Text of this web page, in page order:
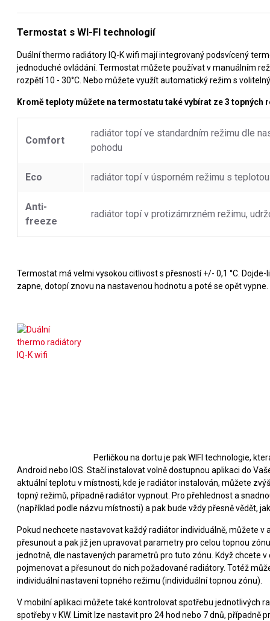
Termostat s WI-FI technologií
Duální thermo radiátory IQ-K wifi mají integrovaný podsvícený
jednoduché ovládání. Termostat můžete používat v manuálním
rozpětí 10 - 30°C. Nebo můžete využít automatický režim s
Kromě teploty můžete na termostatu také vybírat ze 3 topných
Comfort
radiátor topí ve standardním režimu dle
pohodu
Eco radiátor topí v úsporném režimu s
Anti-
freeze
radiátor topí v protizámrzném režimu,
Termostat má velmi vysokou citlivost s přesností +/- 0,1 °C.
zapne, dotopí znovu na nastavenou hodnotu a poté se opět
Perličkou na dortu je pak WIFI technologie,
Android nebo IOS. Stačí instalovat volně dostupnou aplikaci do
aktuální teplotu v místnosti, kde je radiátor instalován, můžete
topný režimů, případně radiátor vypnout. Pro přehlednost a
(například podle názvu místnosti) a pak bude vždy přesně vědět,
Pokud nechcete nastavovat každý radiátor individuálně, můžete
přesunout a pak již jen upravovat parametry pro celou topnou
jednotně, dle nastavených parametrů pro tuto zónu. Když chcete
pojmenovat a přesunout do nich požadované radiátory. Totéž
individuální nastavení topného režimu (individuální topnou zónu).
V mobilní aplikaci můžete také kontrolovat spotřebu jednotlivých
spotřeby v KW. Limit lze nastavit pro 24 hod nebo 7 dnů, případně